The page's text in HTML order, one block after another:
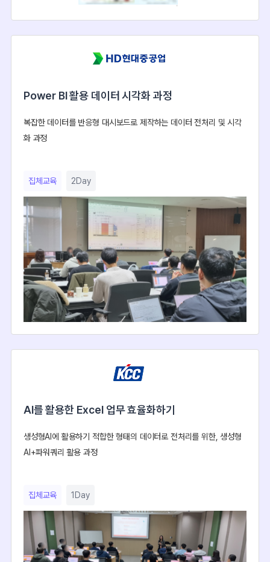
Power BI 활용 데이터 시각화 과정
복잡한 데이터를 반응형 대시보드로 제작하는 데이터 전처리 및 시각
화 과정
집체교육 2Day
AI를 활용한 Excel 업무 효율화하기
생성형AI에 활용하기 적합한 형태의 데이터로 전처리를 위한, 생성형
AI+파워쿼리 활용 과정
집체교육 1Day